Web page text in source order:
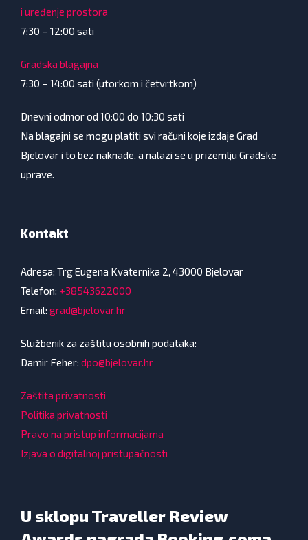
i uređenje prostora
7:30 – 12:00 sati
Gradska blagajna
7:30 – 14:00 sati (utorkom i četvrtkom)
Dnevni odmor od 10:00 do 10:30 sati
Na blagajni se mogu platiti svi računi koje izdaje Grad
Bjelovar i to bez naknade, a nalazi se u prizemlju Gradske
uprave.
Kontakt
Adresa: Trg Eugena Kvaternika 2, 43000 Bjelovar
Telefon: +38543622000
Email: grad@bjelovar.hr
Službenik za zaštitu osobnih podataka:
Damir Feher: dpo@bjelovar.hr
Zaštita privatnosti
Politika privatnosti
Pravo na pristup informacijama
Izjava o digitalnoj pristupačnosti
U sklopu Traveller Review